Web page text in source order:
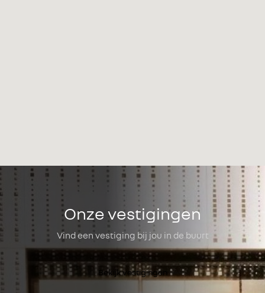
Onze vestigingen
Vind een vestiging bij jou in de buurt
Bekijk vestigingen